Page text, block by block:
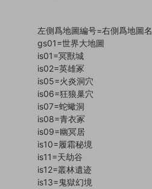
左側爲地圖編号=右側爲地圖名
gs01=世界大地圖
is01=冥獸城
is02=英雄冢
is05=火炎洞穴
is06=狂狼巢穴
is07=蛇蠍洞
is08=青衣冢
is09=幽冥居
is10=履霜秘境
is11=天劫谷
is12=叢林遺迹
is13=鬼獄幻境